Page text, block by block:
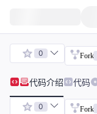
0 Fork
代码介绍 代码
0 Fork